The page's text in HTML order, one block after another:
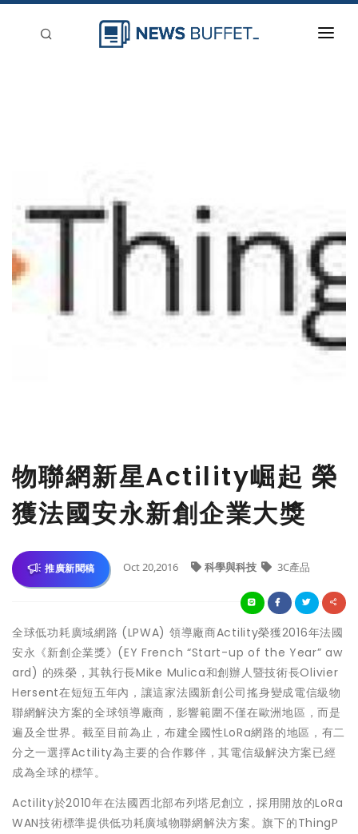
物聯網新星Actility崛起 榮
獲法國安永新創企業大獎
推廣新聞稿 Oct 20,2016 科學與科技 3C產品
全球低功耗廣域網路 (LPWA) 領導廠商Actility榮獲2016年法國
安永《新創企業獎》(EY French “Start-up of the Year” aw
ard) 的殊榮，其執行長Mike Mulica和創辦人暨技術長Olivier
Hersent在短短五年內，讓這家法國新創公司搖身變成電信級物
聯網解決方案的全球領導廠商，影響範圍不僅在歐洲地區，而是
遍及全世界。截至目前為止，布建全國性LoRa網路的地區，有二
分之一選擇Actility為主要的合作夥伴，其電信級解決方案已經
成為全球的標竿。
Actility於2010年在法國西北部布列塔尼創立，採用開放的LoRa
WAN技術標準提供低功耗廣域物聯網解決方案。旗下的ThingP